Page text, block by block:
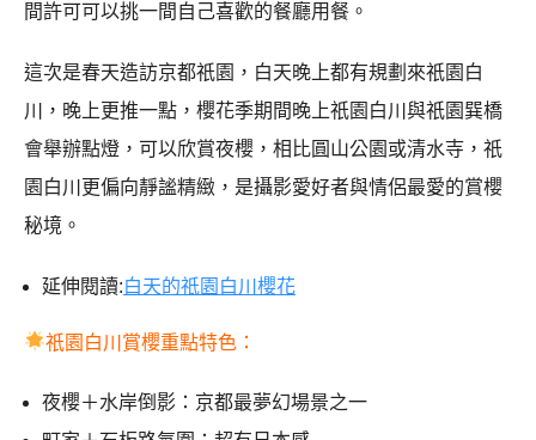
間許可可以挑一間自己喜歡的餐廳用餐。
這次是春天造訪京都祇園，白天晚上都有規劃來祇園白
川，晚上更推一點，櫻花季期間晚上祇園白川與祇園巽橋
會舉辦點燈，可以欣賞夜櫻，相比圓山公園 或清水寺 ，祇
園白川更偏向靜謐精緻，是攝影愛好者與情侶最愛的賞櫻
秘境。
延伸閱讀:白天的祇園白川櫻花
祇園白川賞櫻重點特色：
夜櫻＋水岸倒影：京都最夢幻場景之一